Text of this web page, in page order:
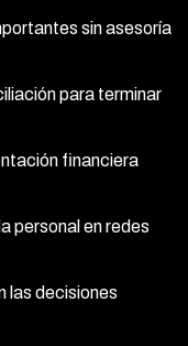
sin asesoría
para terminar
financiera
personal en redes
las decisiones